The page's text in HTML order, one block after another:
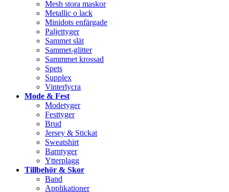
Mesh stora maskor
Metallic o lack
Minidots enfärgade
Paljettyger
Sammet slät
Sammet-glitter
Sammmet krossad
Spets
Supplex
Vinterlycra
Mode & Fest
Modetyger
Festtyger
Brud
Jersey & Stickat
Sweatshirt
Barntyger
Ytterplagg
Tillbehör & Skor
Band
Applikationer